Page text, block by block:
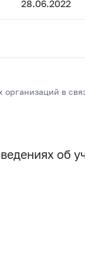
28.06.2022
в
об